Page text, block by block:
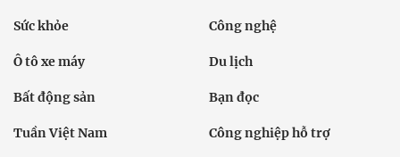
Sức khỏe Công nghệ
Ô tô xe máy Du lịch
Bất động sản Bạn đọc
Tuần Việt Nam Công nghiệp hỗ trợ